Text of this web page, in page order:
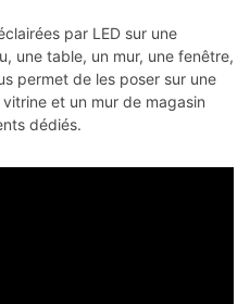
par LED sur une
une table, un mur, une fenêtre,
permet de les poser sur une
et un mur de magasin
dédiés.